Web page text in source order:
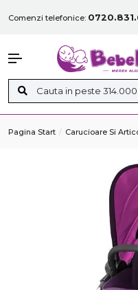
Comenzi telefonice:
Pagina Start Carucioare Si